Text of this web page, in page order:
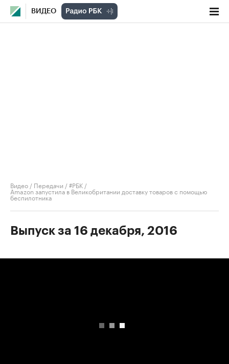
ВИДЕО
Видео / Передачи /#РБК /
Amazon запустила в Великобритании доставку товаров с помощью
беспилотника
Выпуск за 16 декабря, 2016